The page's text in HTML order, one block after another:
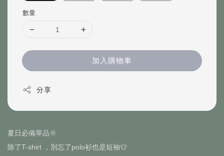
數量
加入購物車
分享
夏日必備單品🌞
除了T-shirt ，別忘了polo衫也是短袖👕